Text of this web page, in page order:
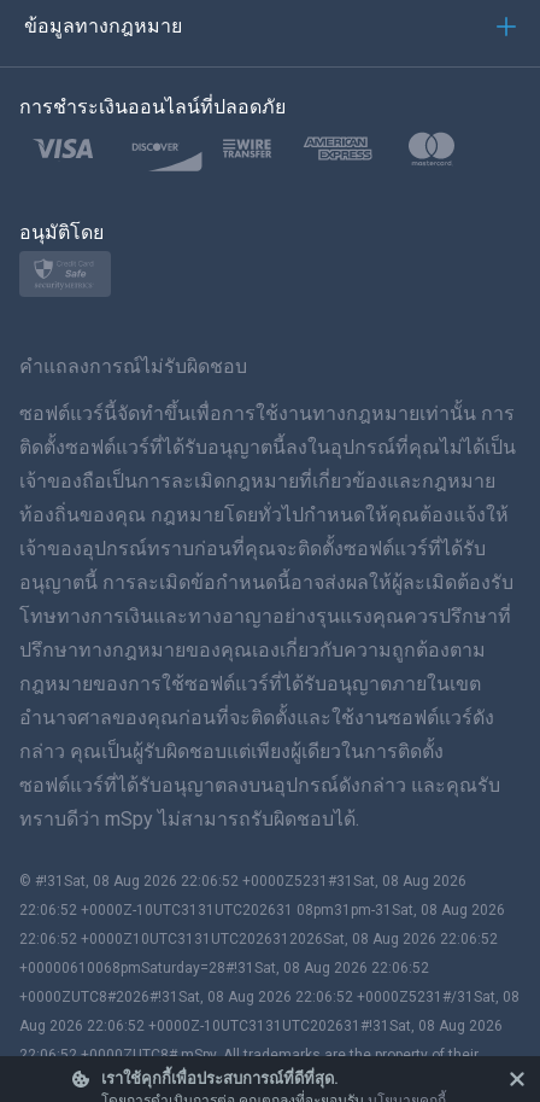
เราใช้คุกกี้เพื่อประสบการณ์ที่ดีที่สุด.
ภาษาไทย
โปแลนด์
ภาษาไทย
Dansk
ฮินดี
ภาษาฮีบรู
โรมาเนีย
กรีก
สโลวาเกีย
ข้อมูลทางกฎหมาย
การชำระเงินออนไลน์ที่ปลอดภัย
อนุมัติโดย
คำแถลงการณ์ไม่รับผิดชอบ
ซอฟต์แวร์นี้จัดทำขึ้นเพื่อการใช้งานทางกฎหมายเท่านั้น การ
ติดตั้งซอฟต์แวร์ที่ได้รับอนุญาตนี้ลงในอุปกรณ์ที่คุณไม่ได้เป็น
เจ้าของถือเป็นการละเมิดกฎหมายที่เกี่ยวข้องและกฎหมาย
ท้องถิ่นของคุณ กฎหมายโดยทั่วไปกำหนดให้คุณต้องแจ้งให้
เจ้าของอุปกรณ์ทราบก่อนที่คุณจะติดตั้งซอฟต์แวร์ที่ได้รับ
อนุญาตนี้ การละเมิดข้อกำหนดนี้อาจส่งผลให้ผู้ละเมิดต้องรับ
โทษทางการเงินและทางอาญาอย่างรุนแรงคุณควรปรึกษาที่
ปรึกษาทางกฎหมายของคุณเองเกี่ยวกับความถูกต้องตาม
กฎหมายของการใช้ซอฟต์แวร์ที่ได้รับอนุญาตภายในเขต
อำนาจศาลของคุณก่อนที่จะติดตั้งและใช้งานซอฟต์แวร์ดัง
กล่าว คุณเป็นผู้รับผิดชอบแต่เพียงผู้เดียวในการติดตั้ง
ซอฟต์แวร์ที่ได้รับอนุญาตลงบนอุปกรณ์ดังกล่าว และคุณรับ
ทราบดีว่า mSpy ไม่สามารถรับผิดชอบได้.
© #!31Sat, 08 Aug 2026 22:06:52 +0000Z5231#31Sat, 08 Aug 2026
22:06:52 +0000Z-10UTC3131UTC202631 08pm31pm-31Sat, 08 Aug 2026
22:06:52 +0000Z10UTC3131UTC2026312026Sat, 08 Aug 2026 22:06:52
+00000610068pmSaturday=28#!31Sat, 08 Aug 2026 22:06:52
+0000ZUTC8#2026#!31Sat, 08 Aug 2026 22:06:52 +0000Z5231#/31Sat, 08
Aug 2026 22:06:52 +0000Z-10UTC3131UTC202631#!31Sat, 08 Aug 2026
22:06:52 +0000ZUTC8# mSpy. All trademarks are the property of their
respective owners.